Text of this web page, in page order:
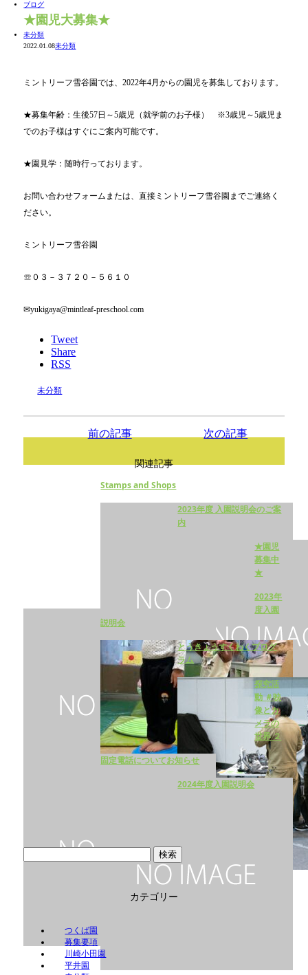
ブログ
未分類
★園児大募集★
2022.01.08未分類
ミントリーフ雪谷園では、2022年4月からの園児を募集しております。
★募集年齢：生後57日～5歳児（就学前のお子様） ※3歳児～5歳児ま
でのお子様はすぐにご案内可能です。
★園見学：随時行っております。
お問い合わせフォームまたは、直接ミントリーフ雪谷園までご連絡く
ださい。
ミントリーフ雪谷園
☏０３－３７２０－５６１０
✉yukigaya@mintleaf-preschool.com
Tweet
Share
RSS
未分類
前の記事 次の記事
関連記事
Stamps and Shops
2023年度 入園説明会のご案
内
★園児
募集中
★
2023年
度入園
説明会
とうきょうすくわくプログ
ラム
探究活
動 ＃映
像とカ
メラの
世界 ２
固定電話についてお知らせ
2024年度入園説明会
カテゴリー
つくば園
募集要項
川崎小田園
平井園